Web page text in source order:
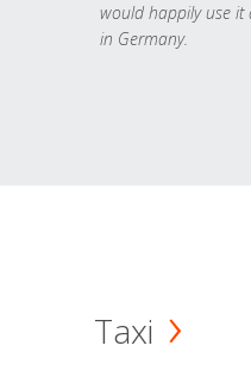
would happily use it
in Germany.
Taxi